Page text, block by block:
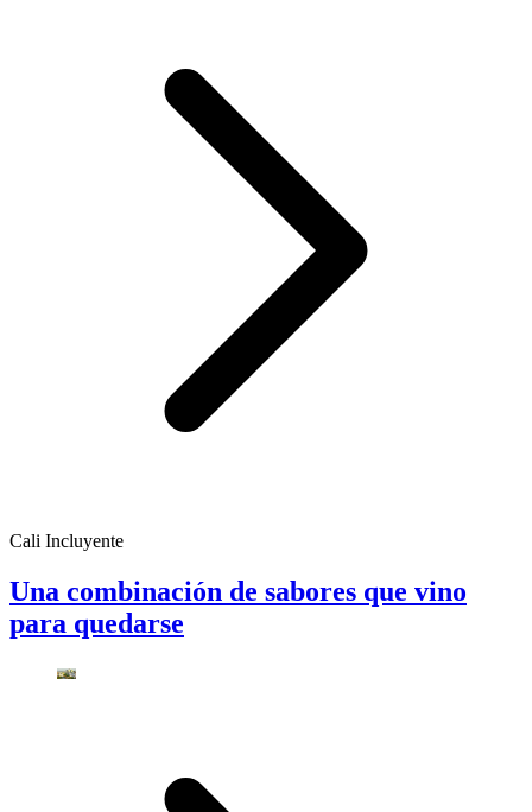
Cali Incluyente
Una combinación de sabores que vino
para quedarse